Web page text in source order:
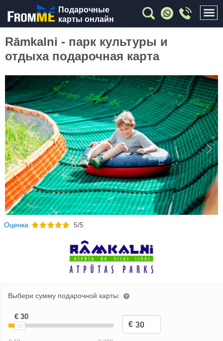
Подарочные
карты онлайн
Rāmkalni - парк культуры и
отдыха подарочная карта
Previous
Oценка 5/5
Выбери сумму подарочной карты: